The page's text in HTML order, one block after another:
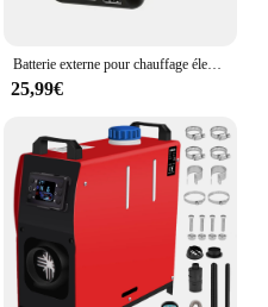
Batterie externe pour chauffage électrique, chargeur portable, équipement de chauffage, 40000mAh, DC 7.4V, veste chauffante, écharpe, gants
25,99€